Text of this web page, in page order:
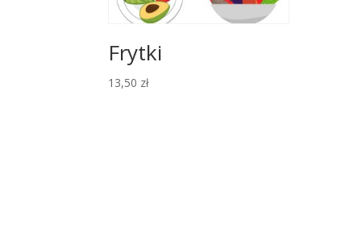
Frytki
13,50 zł